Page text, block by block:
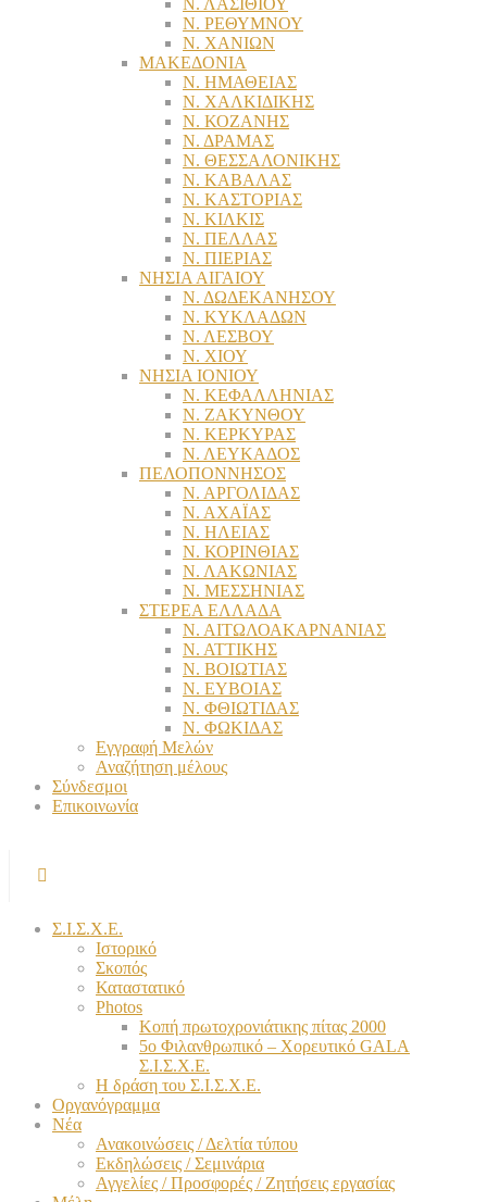
Ν. ΛΑΣΙΘΙΟΥ
Ν. ΡΕΘΥΜΝΟΥ
Ν. ΧΑΝΙΩΝ
ΜΑΚΕΔΟΝΙΑ
Ν. ΗΜΑΘΕΙΑΣ
Ν. ΧΑΛΚΙΔΙΚΗΣ
Ν. ΚΟΖΑΝΗΣ
Ν. ΔΡΑΜΑΣ
Ν. ΘΕΣΣΑΛΟΝΙΚΗΣ
Ν. ΚΑΒΑΛΑΣ
Ν. ΚΑΣΤΟΡΙΑΣ
Ν. ΚΙΛΚΙΣ
Ν. ΠΕΛΛΑΣ
Ν. ΠΙΕΡΙΑΣ
ΝΗΣΙΑ ΑΙΓΑΙΟΥ
Ν. ΔΩΔΕΚΑΝΗΣΟΥ
Ν. ΚΥΚΛΑΔΩΝ
Ν. ΛΕΣΒΟΥ
Ν. ΧΙΟΥ
ΝΗΣΙΑ ΙΟΝΙΟΥ
Ν. ΚΕΦΑΛΛΗΝΙΑΣ
Ν. ΖΑΚΥΝΘΟΥ
Ν. ΚΕΡΚΥΡΑΣ
Ν. ΛΕΥΚΑΔΟΣ
ΠΕΛΟΠΟΝΝΗΣΟΣ
Ν. ΑΡΓΟΛΙΔΑΣ
Ν. ΑΧΑΪΑΣ
Ν. ΗΛΕΙΑΣ
Ν. ΚΟΡΙΝΘΙΑΣ
Ν. ΛΑΚΩΝΙΑΣ
Ν. ΜΕΣΣΗΝΙΑΣ
ΣΤΕΡΕΑ ΕΛΛΑΔΑ
Ν. ΑΙΤΩΛΟΑΚΑΡΝΑΝΙΑΣ
Ν. ΑΤΤΙΚΗΣ
Ν. ΒΟΙΩΤΙΑΣ
Ν. ΕΥΒΟΙΑΣ
Ν. ΦΘΙΩΤΙΔΑΣ
Ν. ΦΩΚΙΔΑΣ
Εγγραφή Μελών
Αναζήτηση μέλους
Σύνδεσμοι
Επικοινωνία
Σ.Ι.Σ.Χ.Ε.
Ιστορικό
Σκοπός
Καταστατικό
Photos
Κοπή πρωτοχρονιάτικης πίτας 2000
5ο Φιλανθρωπικό – Χορευτικό GALA
Σ.Ι.Σ.Χ.Ε.
Η δράση του Σ.Ι.Σ.Χ.Ε.
Οργανόγραμμα
Νέα
Ανακοινώσεις / Δελτία τύπου
Εκδηλώσεις / Σεμινάρια
Αγγελίες / Προσφορές / Ζητήσεις εργασίας